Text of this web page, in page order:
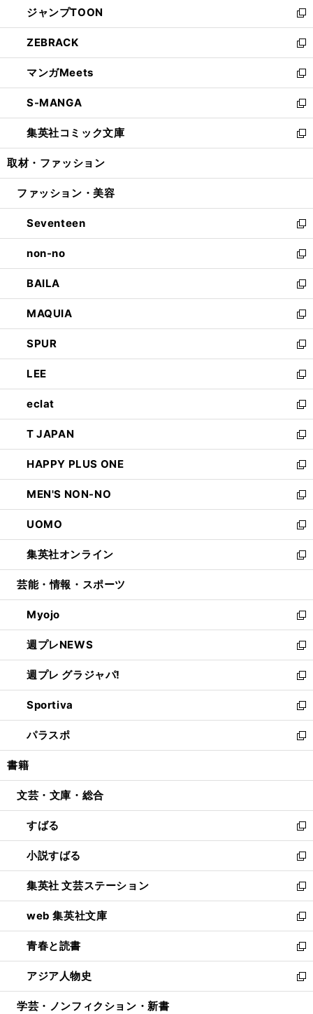
く
で
開
く
ド
ウ
で
開
く
ィ
ン
ド
ウ
で
開
く
い
ウ
ィ
ン
ド
ウ
で
開
く
ジャンプTOON
新
し
い
ウ
ィ
ン
ド
ウ
で
開
ZEBRACK
新
し
い
ウ
ィ
ン
ド
ウ
開
マンガMeets
新
し
い
ウ
ィ
ン
ウ
開
く
S-MANGA
新
し
い
ウ
ン
ウ
で
開
く
集英社コミック文庫
新
し
ウ
ン
ド
ウ
で
開
く
取材・ファッション
ファッション・美容
Seventeen
新
し
い
ウ
ィ
ン
ド
ウ
で
開
く
non-no
新
し
い
ウ
ィ
ン
ド
ウ
で
開
く
BAILA
新
し
い
ウ
ィ
ン
ド
ウ
で
開
く
MAQUIA
新
し
い
ウ
ィ
ン
ド
ウ
で
開
く
SPUR
新
し
い
ウ
ィ
ン
ド
ウ
で
開
く
LEE
新
し
い
ウ
ィ
ン
ド
ウ
で
開
く
eclat
新
し
い
ウ
ィ
ン
ド
ウ
で
開
く
T JAPAN
新
し
い
ウ
ィ
ン
ド
ウ
で
開
HAPPY PLUS ONE
新
し
い
ウ
ィ
ン
ド
ウ
開
く
MEN'S NON-NO
新
し
い
ウ
ィ
ン
ウ
で
開
く
UOMO
新
し
い
ウ
ン
ド
ウ
で
開
く
集英社オンライン
新
し
ウ
ィ
ン
ド
ウ
で
開
く
芸能・情報・スポーツ
Myojo
新
し
い
ウ
ィ
ン
ド
ウ
で
開
週プレNEWS
新
し
い
ウ
ィ
ン
ド
ウ
開
週プレ グラジャパ!
新
し
い
ウ
ィ
ン
ウ
開
く
Sportiva
新
し
い
ウ
ン
ウ
で
開
く
パラスポ
新
し
ウ
ン
ド
ウ
で
開
く
書籍
文芸・文庫・総合
すばる
新
し
い
ウ
ィ
ン
ド
ウ
で
開
く
小説すばる
新
し
い
ウ
ィ
ン
ド
ウ
で
開
集英社 文芸ステーション
新
し
い
ウ
ィ
ン
ド
ウ
web 集英社文庫
新
し
い
ウ
ィ
ン
青春と読書
新
し
い
ウ
アジア人物史
新
し
学芸・ノンフィクション・新書